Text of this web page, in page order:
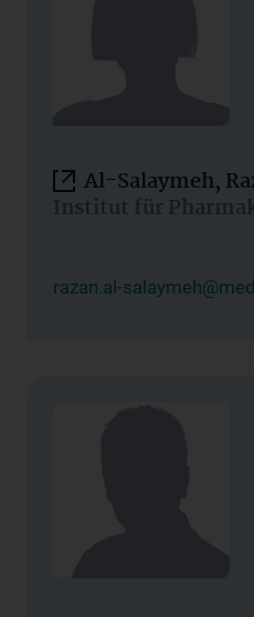
Al-Salaymeh,
Institut für
razan.al-